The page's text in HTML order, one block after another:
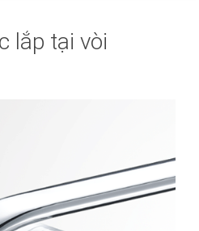
lắp tại vòi